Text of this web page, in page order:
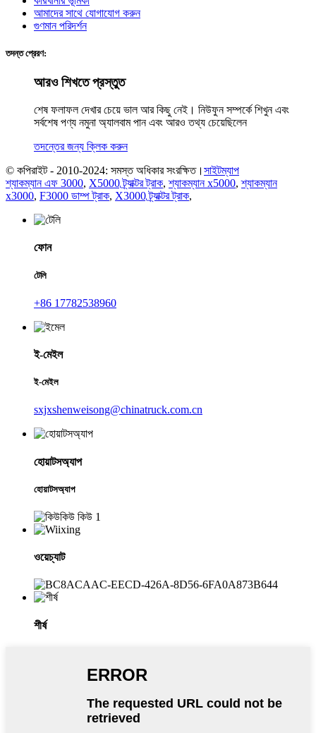
আমাদের সাথে যোগাযোগ করুন
গুণমান পরিদর্শন
তদন্ত প্রেরণ:
আরও শিখতে প্রস্তুত
শেষ ফলাফল দেখার চেয়ে ভাল আর কিছু নেই। নিউফুন সম্পর্কে শিখুন এবং
সর্বশেষ পণ্য নমুনা অ্যালবাম পান এবং আরও তথ্য চেয়েছিলেন
তদন্তের জন্য ক্লিক করুন
© কপিরাইট - 2010-2024: সমস্ত অধিকার সংরক্ষিত। সাইটম্যাপ
শ্যাকম্যান এফ 3000, X5000 ট্র্যাক্টর ট্রাক,শ্যাকম্যান x5000,শ্যাকম্যান
x3000, F3000 ডাম্প ট্রাক, X3000 ট্র্যাক্টর ট্রাক,
ফোন
টেলি
+86 17782538960
ই-মেইল
ই-মেইল
sxjxshenweisong@chinatruck.com.cn
হোয়াটসঅ্যাপ
হোয়াটসঅ্যাপ
ওয়েচ্যাট
শীর্ষ